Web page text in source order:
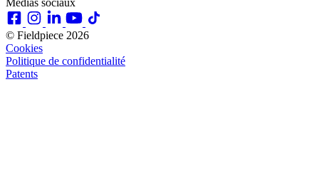
Médias sociaux
© Fieldpiece 2026
Cookies
Politique de confidentialité
Patents